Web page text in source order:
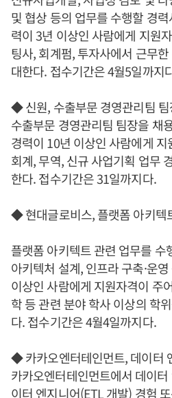
및 협상 등의 업무를 수행할 경
력이 3년 이상인 사람에게 지원
팅사, 회계펌, 투자사에서 근무
대한다. 접수기간은 4월5일까지
◆ 신원, 수출부문 경영관리팀 팀
수출부문 경영관리팀 팀장을 채
경력이 10년 이상인 사람에게
회계, 무역, 신규 사업기획 업무
한다. 접수기간은 31일까지다.
◆ 현대글로비스, 플랫폼 아키텍
플랫폼 아키텍트 관련 업무를
아키텍처 설계, 인프라 구축·운
이상인 사람에게 지원자격이 주
학 등 관련 분야 학사 이상의 학
다. 접수기간은 4월4일까지다.
◆ 카카오엔터테인먼트, 데이터
카카오엔터테인먼트에서 데이
이터 엔지니어(ETL 개발) 경험